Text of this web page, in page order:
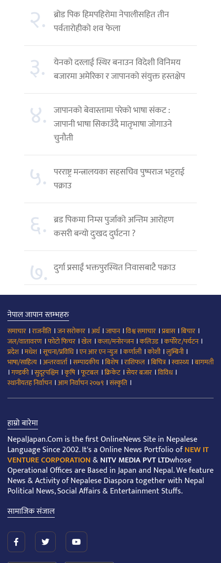
२. ब्रोड पिक हिमपहिरोमा नेपालीसहित तीन
पर्वतारोहीको शव फेला
३.
येनको दरलाई स्थिर बनाउन विदेशी विनिमय
बजारमा अमेरिका र जापानको संयुक्त हस्तक्षेप
४. जापानको बेवास्तामा परेको भाषा संकट :
जापानी भाषा सिकाउँदै मातृभाषा जोगाउने
चुनौती
५. परराष्ट्र मन्त्रालयका सहसचिव पुष्पराज भट्टराई
पक्राउ
६. ब्रड पिकमा निम्स पुर्जाको अन्तिम आरोहण
कसरी बन्यो दुःखद दुर्घटना ?
७. दुर्गा प्रसाईं भक्तपुरस्थित निवासबाटै पक्राउ
नेपाल जापान स्तम्भहरु
समाचार ।राजनीति ।जन सरोकार ।अर्थ।जापान।विश्व समाचार ।प्रबास।बिचार ।
जल/वातावरण ।फोटो फिचर ।खेल ।कला/मनोरन्जन।कलिउड।कर्पोरेट/पर्यटन।
प्रदेश।मधेश।सूचना/प्रविधि।एन आर एन न्युज।कर्णाली।कोशी।लुम्बिनी।
भाषा/साहित्य ।अन्तरवार्ता।सम्पादकीय ।बिशेष।राशिफल ।बिचित्र।स्वास्थ्य ।बागमती
।गण्डकी।सुदूरपश्चिम ।कृषि।फूटबल ।क्रिकेट।सेयर बजार ।विविध।
स्थानीयतह निर्वाचन।आम निर्वाचन २०७९ ।संस्कृति ।
हाम्रो बारेमा
NepalJapan.Com is the first OnlineNews Site in Nepalese
Language Since 2002. It's a Online News Portfolio ofNEW IT
VENTURE CORPORATION&NITV MEDIA PVT LTDwhose
Operational Offices are Based in Japan and Nepal. We feature
News & Activity of Nepalese Diaspora together with Nepal
Political News, Social Affairs & Entertainment Stuffs.
सामाजिक संजाल